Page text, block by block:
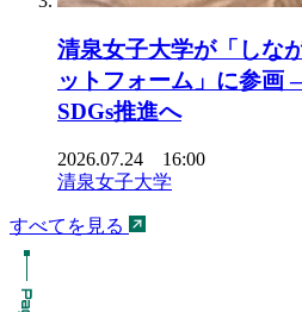
清泉女子大学が「しな
ットフォーム」に参画
SDGs推進へ
2026.07.24 16:00
清泉女子大学
すべてを見る